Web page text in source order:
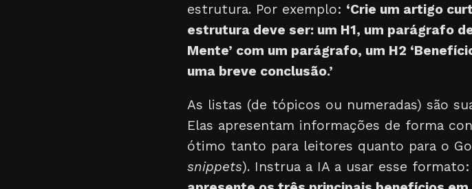
estrutura. Por exemplo: ‘Crie um artigo
estrutura deve ser: um H1, um parágrafo
Mente’ com um parágrafo, um H2
uma breve conclusão.’
As listas (de tópicos ou numeradas) são
Elas apresentam informações de forma
ótimo tanto para leitores quanto para o
snippets). Instrua a IA a usar esse formato: